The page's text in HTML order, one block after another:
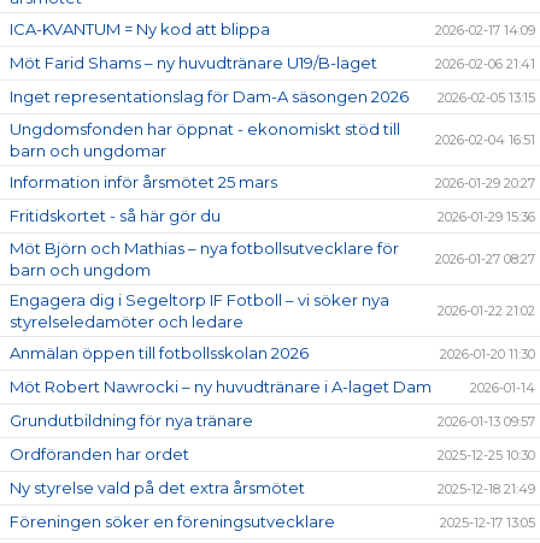
ICA-KVANTUM = Ny kod att blippa 2026-02-17 14:09
Möt Farid Shams – ny huvudtränare U19/B-laget 2026-02-06 21:41
Inget representationslag för Dam-A säsongen 2026 2026-02-05 13:15
Ungdomsfonden har öppnat - ekonomiskt stöd till
barn och ungdomar
2026-02-04 16:51
Information inför årsmötet 25 mars 2026-01-29 20:27
Fritidskortet - så här gör du 2026-01-29 15:36
Möt Björn och Mathias – nya fotbollsutvecklare för
barn och ungdom
2026-01-27 08:27
Engagera dig i Segeltorp IF Fotboll – vi söker nya
styrelseledamöter och ledare
2026-01-22 21:02
Anmälan öppen till fotbollsskolan 2026 2026-01-20 11:30
Möt Robert Nawrocki – ny huvudtränare i A-laget Dam 2026-01-14
Grundutbildning för nya tränare 2026-01-13 09:57
Ordföranden har ordet 2025-12-25 10:30
Ny styrelse vald på det extra årsmötet 2025-12-18 21:49
Föreningen söker en föreningsutvecklare 2025-12-17 13:05